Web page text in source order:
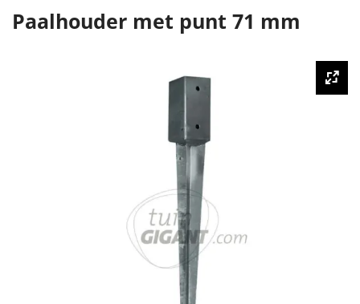
Paalhouder met punt 71 mm